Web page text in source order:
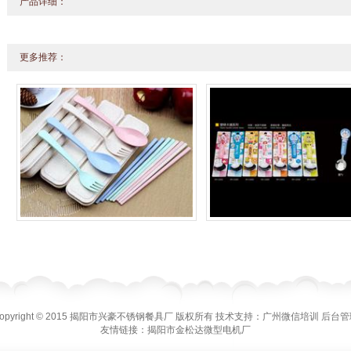
更多推荐：
© 2015 揭阳市兴豪不锈钢餐具厂 版权所有 技术支持： 广州微信培训 后台
友情链接： 揭阳市金松达微型电机厂